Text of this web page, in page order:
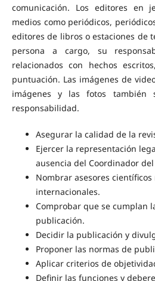
comunicación. Los editores en
medios como periódicos,
editores de libros o estaciones de
persona a cargo, su
relacionados con hechos
puntuación. Las imágenes de
imágenes y las fotos también
responsabilidad.
Asegurar la calidad de la
Ejercer la representación
ausencia del Coordinador
Nombrar asesores científicos
internacionales.
Comprobar que se cumplan
publicación.
Decidir la publicación y
Proponer las normas de
Aplicar criterios de
Definir las funciones y